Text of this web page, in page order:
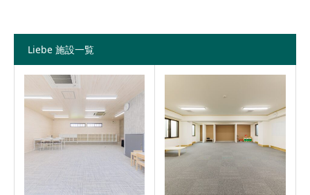
Liebe 施設一覧